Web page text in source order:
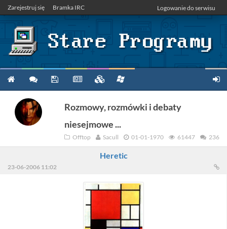
Zarejestruj się Bramka IRC Logowanie do serwisu
Rozmowy, rozmówki i debaty
niesejmowe ...
Offtop Sacull 01-01-1970 61447 236
Heretic
23-06-2006 11:02